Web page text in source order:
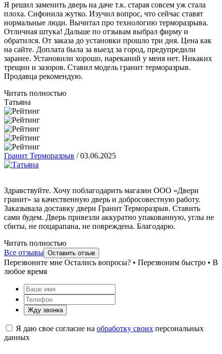
Я решил заменить дверь на даче т.к. старая совсем уж стала
плоха. Сифонила жутко. Изучил вопрос, что сейчас ставят
нормальные люди. Вычитал про технологию терморазрыва.
Отличная штука! Дальше по отзывам выбрал фирму и
обратился. От заказа до установки прошло три дня. Цена как
на сайте. Доплата была за выезд за город, предупредили
заранее. Установили хорошо, нареканий у меня нет. Никаких
трещин и зазоров. Ставил модель гранит терморазрыв.
Продавца рекомендую.
Читать полностью
Татьяна
Гранит Терморазрыв /03.06.2025
Здравствуйте. Хочу поблагодарить магазин ООО «Двери
гранит» за качественную дверь и добросовестную работу.
Заказывала доставку двери Гранит Терморазрыв. Ставить
сами будем. Дверь привезли аккуратно упакованную, углы не
сбиты, не поцарапана, не повреждена. Благодарю.
Читать полностью
Все отзывы Оставить отзыв
Перезвоните мне Остались вопросы? • Перезвоним быстро • В
любое время
Жду звонка
Я даю свое согласие на обработку своих персональных
данных